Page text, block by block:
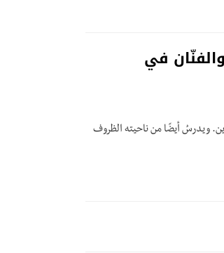
في
ويدرسُ أيضًا من ناحيته الظروف